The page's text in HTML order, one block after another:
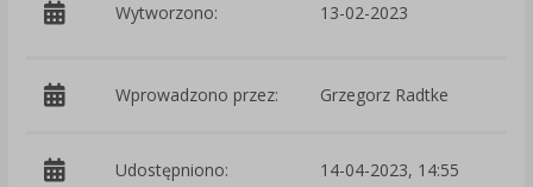
Wytworzono: 13-02-2023
Wprowadzono przez: Grzegorz Radtke
Udostępniono: 14-04-2023, 14:55